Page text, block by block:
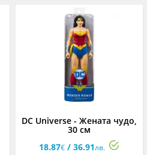
DC Universe - Жената чудо,
30 см
18.87€/ 36.91лв.